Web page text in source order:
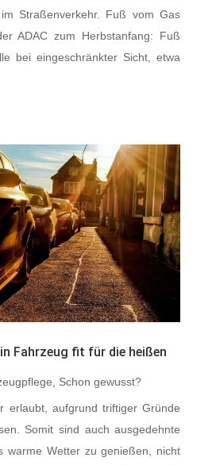
Straßenverkehr. Fuß vom Gas
ADAC zum Herbstanfang: Fuß
bei eingeschränkter Sicht, etwa
Fahrzeug fit für die heißen
Schon gewusst?
erlaubt, aufgrund triftiger Gründe
Somit sind auch ausgedehnte
warme Wetter zu genießen, nicht